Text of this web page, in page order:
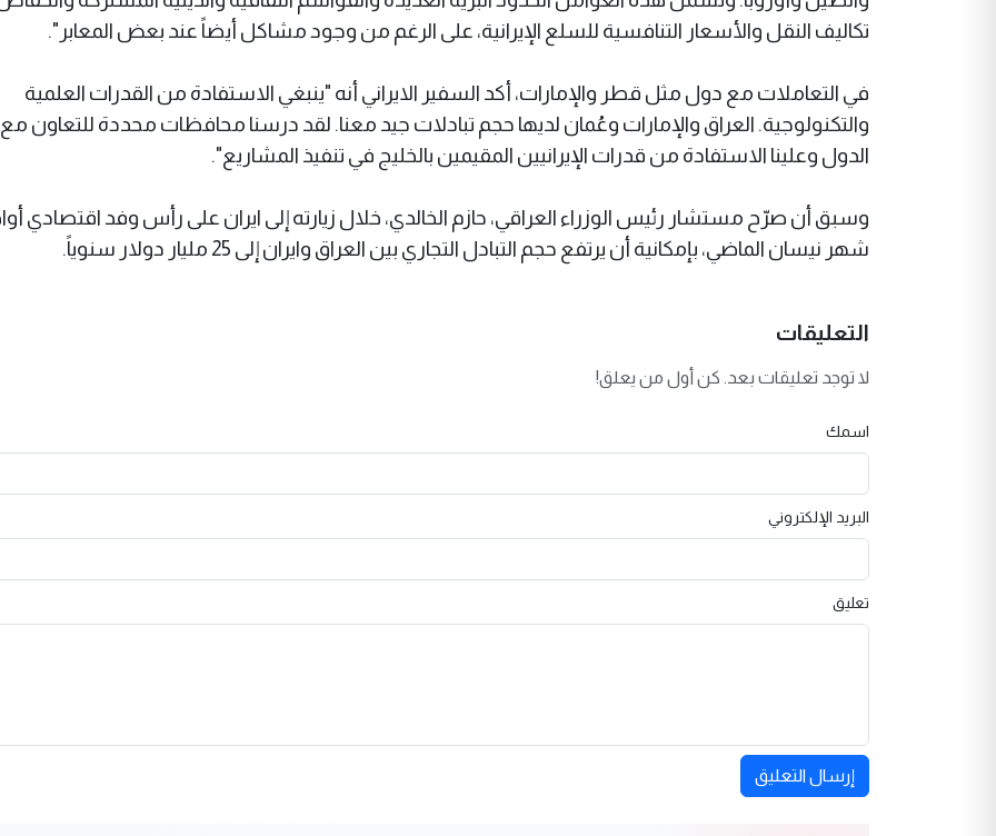
تكاليف النقل والأسعار التنافسية للسلع الإيرانية، على الرغم من وجود مشاكل أيضاً عند بعض المعابر".
في التعاملات مع دول مثل قطر والإمارات، أكد السفير الايراني أنه "ينبغي الاستفادة من القدرات العلمية
والتكنولوجية. العراق والإمارات وعُمان لديها حجم تبادلات جيد معنا. لقد درسنا محافظات محددة للتعاون
الدول وعلينا الاستفادة من قدرات الإيرانيين المقيمين بالخليج في تنفيذ المشاريع".
وسبق أن صرّح مستشار رئيس الوزراء العراقي، حازم الخالدي، خلال زيارته إلى ايران على رأس وفد اقتصادي
شهر نيسان الماضي، بإمكانية أن يرتفع حجم التبادل التجاري بين العراق وايران إلى 25 مليار دولار سنوياً.
التعليقات
لا توجد تعليقات بعد. كن أول من يعلق!
اسمك
البريد الإلكتروني
تعليق
إرسال التعليق